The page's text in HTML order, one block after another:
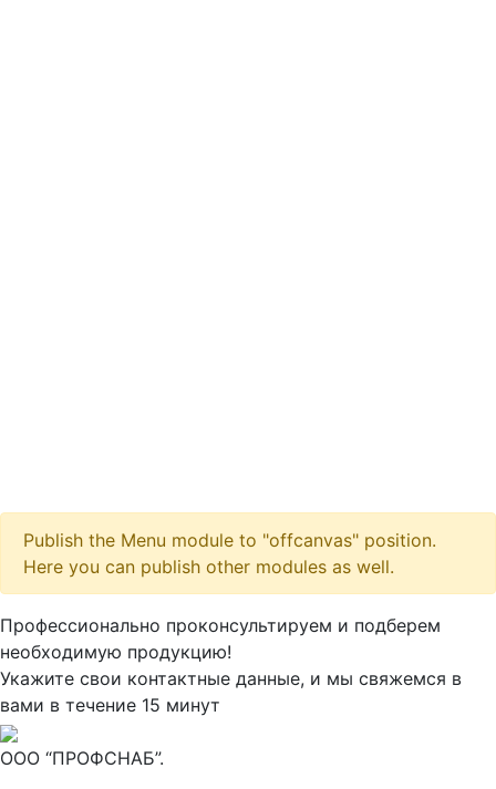
Publish the Menu module to "offcanvas" position.
Here you can publish other modules as well.
М ● консультант ПРОФСНАБ
Профессионально проконсультируем и подберем
необходимую продукцию!
Укажите свои контактные данные, и мы свяжемся в
вами в течение 15 минут
ООО “ПРОФСНАБ”.